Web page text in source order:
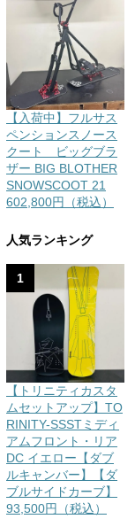
【入荷中】フルサス
ペンションスノース
クート ビッグブラ
ザー BIG BLOTHER
SNOWSCOOT 21
602,800円（税込）
人気ランキング
1
【トリニティカスタ
ムセットアップ】TO
RINITY-SSSTミディ
アムフロント・リア
DC イエロー【ダブ
ルキャンバー】【ダ
ブルサイドカーブ】
93,500円（税込）